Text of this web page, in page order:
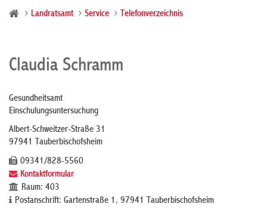
Landratsamt Service Telefonverzeichnis
Claudia Schramm
Gesundheitsamt
Einschulungsuntersuchung
Albert-Schweitzer-Straße 31
97941 Tauberbischofsheim
09341/828-5560
Kontaktformular
Raum: 403
Postanschrift: Gartenstraße 1, 97941 Tauberbischofsheim